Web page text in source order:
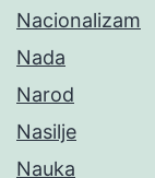
Nacionalizam
Nada
Narod
Nasilje
Nauka